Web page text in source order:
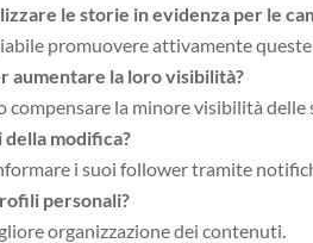
le storie in evidenza per le
promuovere attivamente
aumentare la loro visibilità?
compensare la minore visibilità delle
modifica?
i suoi follower tramite
personali?
organizzazione dei contenuti.